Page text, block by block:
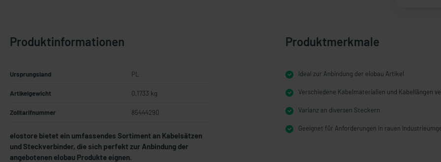
Produktinformationen
Ursprungsland PL
Artikelgewicht 0.1733 kg
Zolltarifnummer 85444290
elostore bietet ein umfassendes Sortiment an Kabelsätzen
und Steckverbinder, die sich perfekt zur Anbindung der
angebotenen elobau Produkte eignen.
Produktmerkmale
Ideal zur Anbindung der elobau Artikel
Verschiedene Kabelmaterialien und Kabellängen
Varianz an diversen Steckern
Geeignet für Anforderungen in rauen